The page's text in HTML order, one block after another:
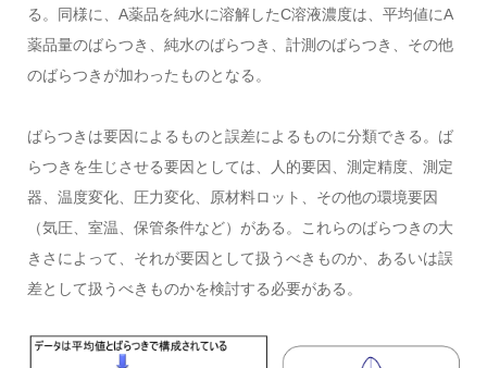
る。同様に、A薬品を純水に溶解したC溶液濃度は、平均値にA
薬品量のばらつき、純水のばらつき、計測のばらつき、その他
のばらつきが加わったものとなる。
ばらつきは要因によるものと誤差によるものに分類できる。ば
らつきを生じさせる要因としては、人的要因、測定精度、測定
器、温度変化、圧力変化、原材料ロット、その他の環境要因
（気圧、室温、保管条件など）がある。これらのばらつきの大
きさによって、それが要因として扱うべきものか、あるいは誤
差として扱うべきものかを検討する必要がある。